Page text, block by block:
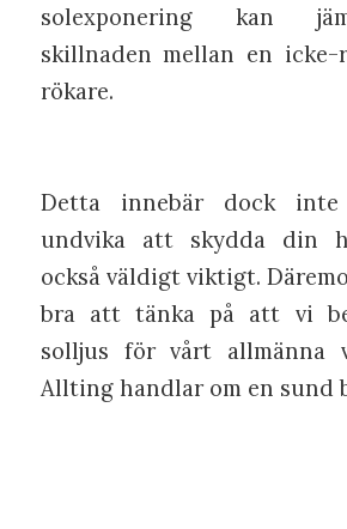
solexponering kan
skillnaden mellan en icke-
rökare.
Detta innebär dock
undvika att skydda din
också väldigt viktigt.
bra att tänka på att vi
solljus för vårt allmänna
Allting handlar om en sund